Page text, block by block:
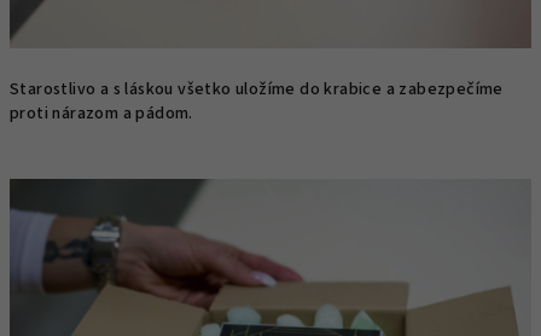
Starostlivo a s láskou všetko uložíme do krabice a zabezpečíme
proti nárazom a pádom.